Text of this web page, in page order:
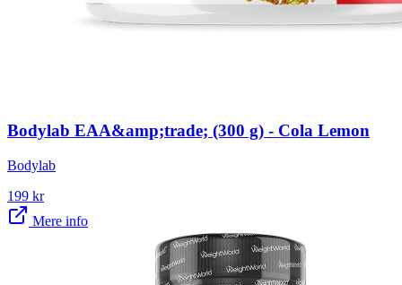
Bodylab EAA&amp;trade; (300 g) - Cola Lemon
Bodylab
199 kr
Mere info